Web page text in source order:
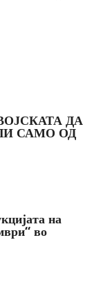
ДА
САМО ОД
на
во